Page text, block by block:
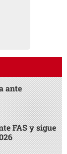
ante
FAS y sigue